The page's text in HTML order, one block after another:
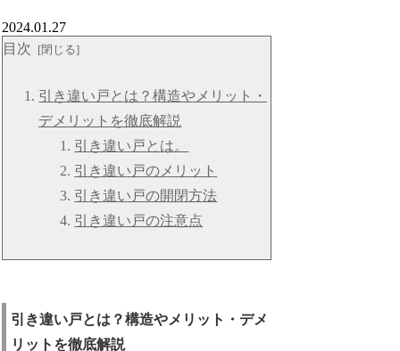
2024.01.27
目次
引き違い戸とは？構造やメリット・
デメリットを徹底解説
引き違い戸とは。
引き違い戸のメリット
引き違い戸の開閉方法
引き違い戸の注意点
引き違い戸とは？構造やメリット・デメ
リットを徹底解説